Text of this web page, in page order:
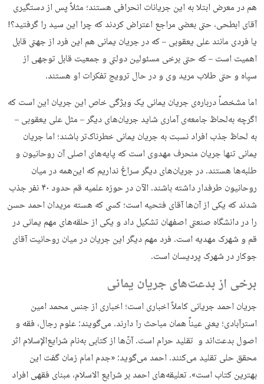
هم در معرض ابتلا به این جریانات انحرافی هستند؛ مثلاً پس از دستگیری
آقای ابطحی، حتی بعضی مراجع اعتراض کردند که چرا این سید را گرفتید؟!
یا فردی مانند علی یعقوبی – که در جریان یمانی هم این فرد از جهتی قابل
اهمیت است – که حتی برخی مسئولین دولتی و جمعیت قابل توجهی از
سپاه و حتی طلاب مرید وی و در حال ترویج تفکرات او هستند.
اما مشخصاً درباره‌ی جریان یمانی یک ویژگی خاص این جریان این است که
اگرچه به‌لحاظ جامعه‌ی آماری شاید جریان‌های دیگر – مثل علی یعقوبی –
به لحاظ جذب افراد نسبت به جریان یمانی خطرناک‌تر باشند؛ اما جریان
یمانی تنها جریان منحرف مهدوی است که پایه‌های اصلی آن روحانیون و
طلبه‌ها هستند. در جریان‌های دیگر سراغ نداریم که این‌همه در میان
روحانیون طرفدار داشته باشند. الآن در حوزه علمیه قم حدود ۴۰ نفر جذب
شدند که یکی از ‌آن‌ها آقای فتحیه است؛ کسی که هسته مریدان احمد حسن
را در دانشگاه صنعتی اصفهان تشکیل داد و یکی از حلقه‌های مهم یمانی در
قم و شهرک مهدیه است. فرد مهم دیگر این جریان در میان روحانیت آقای
جوکار در شهرک پردیسان است.
برخی از بدعت‌های جریان یمانی
جریان احمد جریانی کاملاً اخباری است؛ اخباری از جنس محمد امین
استرآبادی؛ یعنی عیناً همان مباحث را دارند. می‌گویند: علوم رجال، فقه و
اصول بدعت‌اند و تقلید حرام است. آن‌ّ‌ها از کتابی به‌نام شرایع‌الإسلام اثر
محقق حلی تقلید می‌کنند. احمد می‌گوید: «جدم امام زمان گفت این
بهترین کتاب است». تعلیقه‌‌های احمد بر شرایع الاسلام، مبنای فقهی افراد